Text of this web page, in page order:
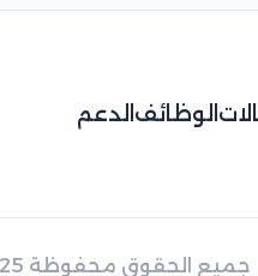
الوظائف الدعم
جميع الحقوق محفوظة